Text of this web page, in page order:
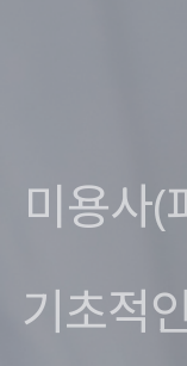
미용사(
기초적